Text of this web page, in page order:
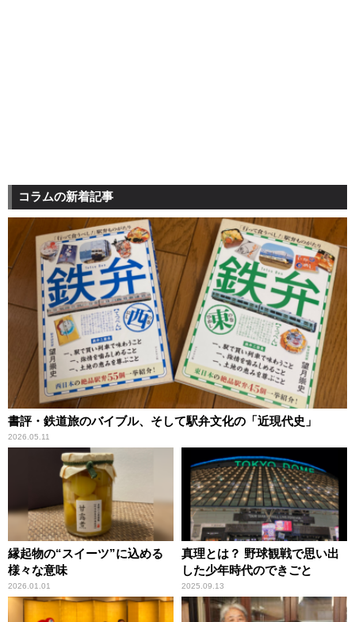
コラムの新着記事
書評・鉄道旅のバイブル、そして駅弁文化の「近現代史」
2026.05.11
縁起物の“スイーツ”に込める
様々な意味
2026.01.01
真理とは？ 野球観戦で思い出
した少年時代のできごと
2025.09.13